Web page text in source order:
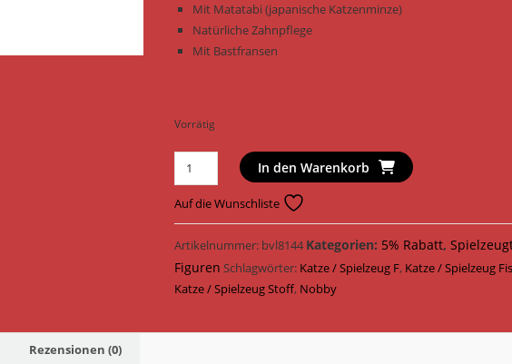
Mit Matatabi (japanische Katzenminze)
Natürliche Zahnpflege
Mit Bastfransen
Vorrätig
Nobby
Katzenspielzeug
Fisch
Stoff
20
cm
63961
In den Warenkorb
Auf die Wunschliste
Artikelnummer: bvl8144Kategorien: 5% Rabatt,
Figuren Schlagwörter: Katze / Spielzeug F, Katze / Spielzeug
Katze / Spielzeug Stoff, Nobby
Rezensionen (0)